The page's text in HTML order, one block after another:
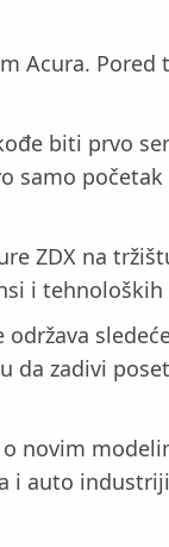
Acura. Pored
biti prvo
samo
ZDX na
i tehnoloških
da zadivi
novim
i auto